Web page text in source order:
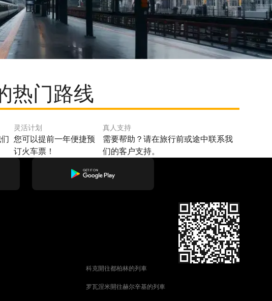
热门路线
灵活计划
您可以提前一年便捷预
订火车票！
真人支持
需要帮助？请在旅行前或途中联系我
们的客户支持。
科克開往都柏林的列車
罗瓦涅米開往赫尔辛基的列車